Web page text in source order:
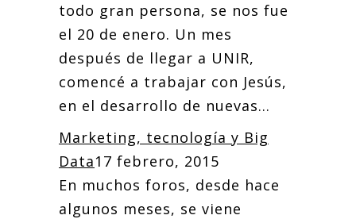
todo gran persona, se nos fue
el 20 de enero. Un mes
después de llegar a UNIR,
comencé a trabajar con Jesús,
en el desarrollo de nuevas...
Marketing, tecnología y Big
Data17 febrero, 2015
En muchos foros, desde hace
algunos meses, se viene